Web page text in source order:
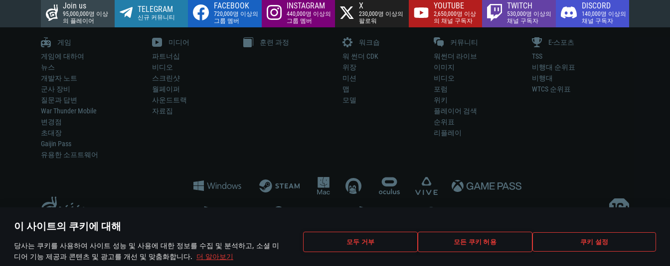
이 사이트의 쿠키에 대해
당사는 쿠키를 사용하여 사이트 성능 및 사용에 대한 정보를 수집 및 분석하고, 소셜 미
디어 기능 제공과 콘텐츠 및 광고를 개선 및 맞춤화합니다. 더 알아보기
모두 거부 모든 쿠키 허용 쿠키 설정
Join us
95,000,000명 이상
의 플레이어
TELEGRAM
신규 커뮤니티
FACEBOOK
720,000명 이상의
그룹 멤버
INSTAGRAM
440,000명 이상의
그룹 멤버
X
230,000명 이상의
팔로워
YOUTUBE
2,650,000명 이상
의 채널 구독자
TWITCH
530,000명 이상의
채널 구독자
DISCORD
140,000명 이상의
채널 구독자
게임
게임에 대하여
뉴스
개발자 노트
군사 장비
질문과 답변
War Thunder Mobile
변경점
초대장
Gaijin Pass
유용한 소프트웨어
미디어
파트너십
비디오
스크린샷
월페이퍼
사운드트랙
자료집
훈련 과정
워크숍
워 썬더 CDK
위장
미션
맵
모델
커뮤니티
워썬더 라이브
이미지
비디오
포럼
위키
플레이어 검색
순위표
리플레이
E-스포츠
TSS
비행대 순위표
비행대
WTCS 순위표
게임 에서 어떠한 현실의 무기나 차량을 묘사하는 것은 무기 개발 업체나 장비 제조 업체가 게임 개발 후원 또는 홍보에 참여하지 않습니다..
© 2011—2026 Gaijin Games Kft. All trademarks, logos and brand names are the property of their respective owners.
이용 약관 이용 약관